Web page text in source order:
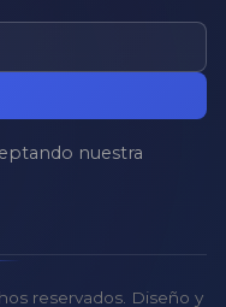
nuestra
reservados. Diseño y